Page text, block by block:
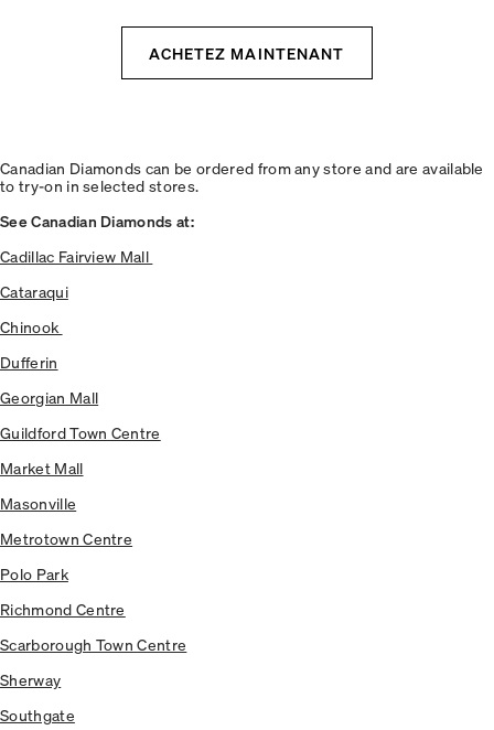
ACHETEZ MAINTENANT
Canadian Diamonds can be ordered from any store and are available
to try-on in selected stores.
See Canadian Diamonds at:
Cadillac Fairview Mall
Cataraqui
Chinook
Dufferin
Georgian Mall
Guildford Town Centre
Market Mall
Masonville
Metrotown Centre
Polo Park
Richmond Centre
Scarborough Town Centre
Sherway
Southgate